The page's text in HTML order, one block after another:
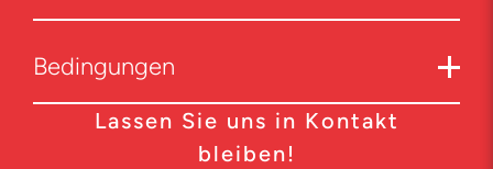
Bedingungen
Lassen Sie uns in Kontakt
bleiben!